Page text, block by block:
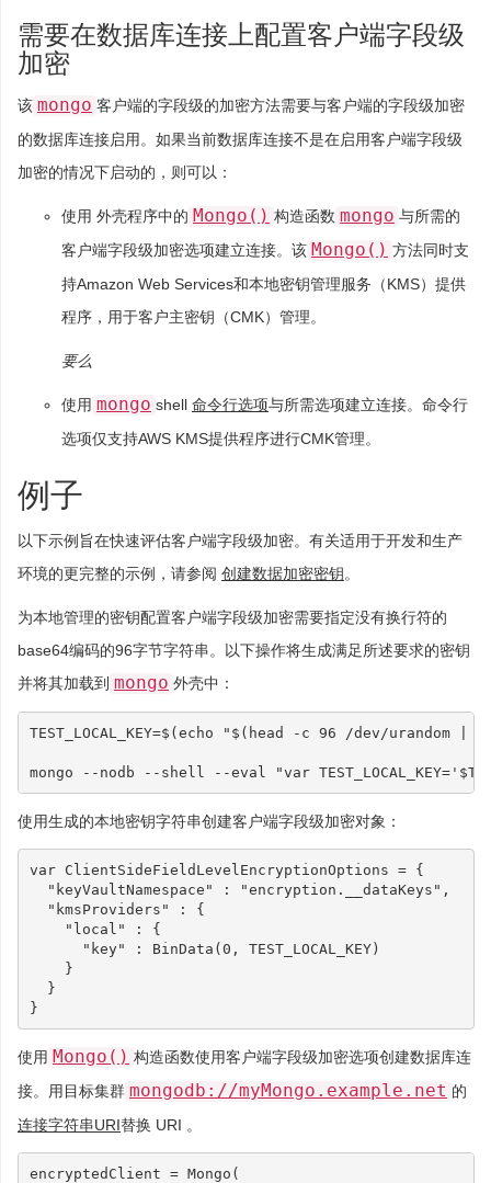
需要在数据库连接上配置客户端字段级
加密
该 mongo 客户端的字段级的加密方法需要与客户端的字段级加密
的数据库连接启用。如果当前数据库连接不是在启用客户端字段级
加密的情况下启动的，则可以：
使用 外壳程序中的 Mongo() 构造函数 mongo 与所需的
客户端字段级加密选项建立连接。该 Mongo() 方法同时支
持Amazon Web Services和本地密钥管理服务（KMS）提供
程序，用于客户主密钥（CMK）管理。
要么
使用 mongo shell 命令行选项与所需选项建立连接。命令行
选项仅支持AWS KMS提供程序进行CMK管理。
例子
以下示例旨在快速评估客户端字段级加密。有关适用于开发和生产
环境的更完整的示例，请参阅 创建数据加密密钥。
为本地管理的密钥配置客户端字段级加密需要指定没有换行符的
base64编码的96字节字符串。以下操作将生成满足所述要求的密钥
并将其加载到 mongo 外壳中：
TEST_LOCAL_KEY=$(echo " $( head -c 96 /dev/urandom
mongo --nodb --shell --eval "var TEST_LOCAL_KEY='
使用生成的本地密钥字符串创建客户端字段级加密对象：
var ClientSideFieldLevelEncryptionOptions =
{
"keyVaultNamespace"
: "encryption.__dataKeys" ,
"kmsProviders"
:
{
"local"
:
{
"key"
: BinData (0 , TEST_LOCAL_KEY)
}
}
}
使用 Mongo() 构造函数使用客户端字段级加密选项创建数据库连
接。用目标集群 mongodb://myMongo.example.net 的
连接字符串URI替换 URI 。
encryptedClient = Mongo (